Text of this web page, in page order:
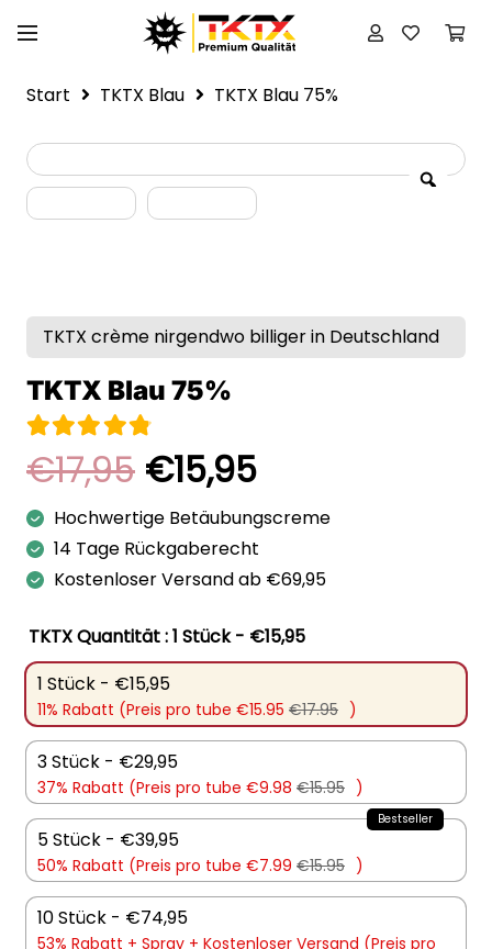
Start TKTX Blau TKTX Blau 75%
TKTX crème nirgendwo billiger in Deutschland
TKTX Blau 75%
Bewertet mit4.80
€17,95 Ursprünglicher
Preis
war:
€17,95
€15,95Aktueller
ist:
€15,95.
Hochwertige Betäubungscreme
14 Tage Rückgaberecht
Kostenloser Versand ab €69,95
TKTX Quantität: 1 Stück - €15,95
1 Stück - €15,95
11% Rabatt (Preis pro tube €15.95 €17.95 )
3 Stück - €29,95
37% Rabatt (Preis pro tube €9.98 €15.95 )
5 Stück - €39,95
50% Rabatt (Preis pro tube €7.99 €15.95 )
10 Stück - €74,95
53% Rabatt + Spray + Kostenloser Versand (Preis pro